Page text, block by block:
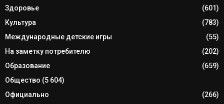
Здоровье
(601)
Культура
(783)
Международные детские игры
(55)
На заметку потребителю
(202)
Образование
(659)
Общество (5 604)
Официально
(266)